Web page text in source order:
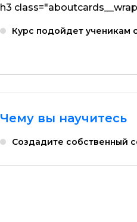
h3
Курс подойдет ученикам
Чему вы научитесь
Создадите собственный